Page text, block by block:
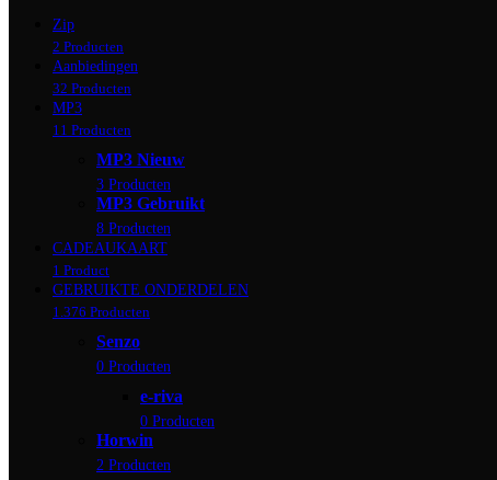
Zip
2 Producten
Aanbiedingen
32 Producten
MP3
11 Producten
MP3 Nieuw
3 Producten
MP3 Gebruikt
8 Producten
CADEAUKAART
1 Product
GEBRUIKTE ONDERDELEN
1.376 Producten
Senzo
0 Producten
e-riva
0 Producten
Horwin
2 Producten